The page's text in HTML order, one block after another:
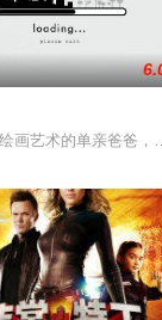
来到了剧院，在那里
正义感,实际上,开
画艺术的单亲爸爸，